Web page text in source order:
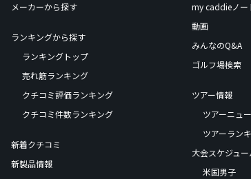
メーカーから探す
ランキングから探す
ランキングトップ
売れ筋ランキング
クチコミ評価ランキング
クチコミ件数ランキング
新着クチコミ
新製品情報
my caddieノー
動画
みんなのQ&A
ゴルフ場検索
ツアー情報
ツアーニュ
ツアーラン
大会スケジュー
米国男子